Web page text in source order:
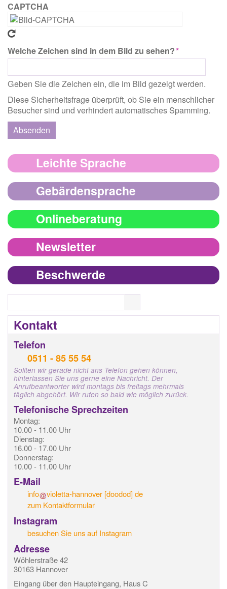
CAPTCHA
Welche Zeichen sind in dem Bild zu sehen?
Geben Sie die Zeichen ein, die im Bild gezeigt werden.
Diese Sicherheitsfrage überprüft, ob Sie ein menschlicher
Besucher sind und verhindert automatisches Spamming.
Absenden
Leichte Sprache
Gebärdensprache
Onlineberatung
Newsletter
Beschwerde
Kontakt
Telefon
0511 - 85 55 54
Sollten wir gerade nicht ans Telefon gehen können,
hinterlassen Sie uns gerne eine Nachricht. Der
Anrufbeantworter wird montags bis freitags mehrmals
täglich abgehört. Wir rufen so bald wie möglich zurück.
Telefonische Sprechzeiten
Montag:
10.00 - 11.00 Uhr
Dienstag:
16.00 - 17.00 Uhr
Donnerstag:
10.00 - 11.00 Uhr
E-Mail
info violetta-hannover[doodod] de
zum Kontaktformular
Instagram
besuchen Sie uns auf Instagram
Adresse
Wöhlerstraße 42
30163 Hannover
Eingang über den Haupteingang, Haus C